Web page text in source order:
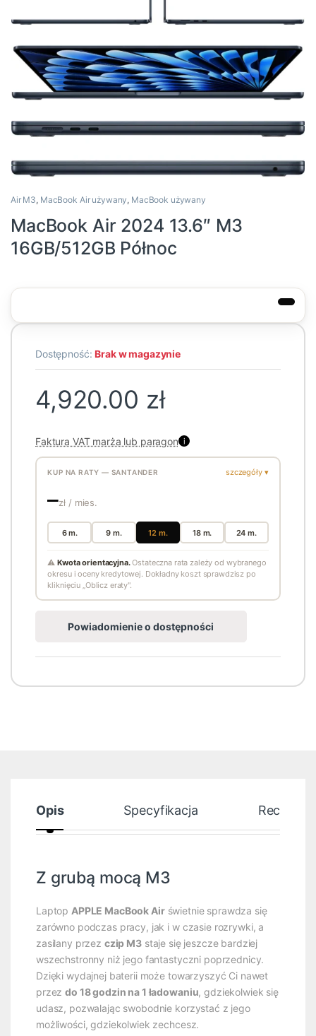
Air M3, MacBook Air używany, MacBook używany
MacBook Air 2024 13.6″ M3
16GB/512GB Północ
Dostępność:Brak w magazynie
4,920.00 zł
Faktura VAT marża lub paragon i
KUP NA RATY — SANTANDER szczegóły ▾
—zł / mies.
6 m. 9 m. 12 m. 18 m. 24 m.
⚠Kwota orientacyjna.Ostateczna rata zależy od wybranego
okresu i oceny kredytowej. Dokładny koszt sprawdzisz po
kliknięciu „Oblicz eraty".
Powiadomienie o dostępności
Opis Specyfikacja Recenzje
Z grubą mocą M3
Laptop APPLE MacBook Airświetnie sprawdza się
zarówno podczas pracy, jak i w czasie rozrywki, a
zasilany przez czip M3staje się jeszcze bardziej
wszechstronny niż jego fantastyczni poprzednicy.
Dzięki wydajnej baterii może towarzyszyć Ci nawet
przezdo 18 godzin na 1 ładowaniu, gdziekolwiek się
udasz, pozwalając swobodnie korzystać z jego
możliwości, gdziekolwiek zechcesz.